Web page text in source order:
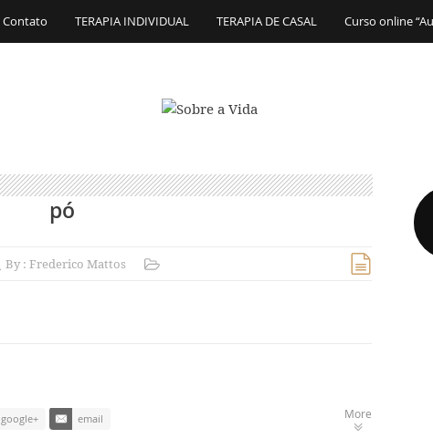
Contato TERAPIA INDIVIDUAL TERAPIA DE CASAL Curso online
pó
By : Frederico Mattos
google+ email More